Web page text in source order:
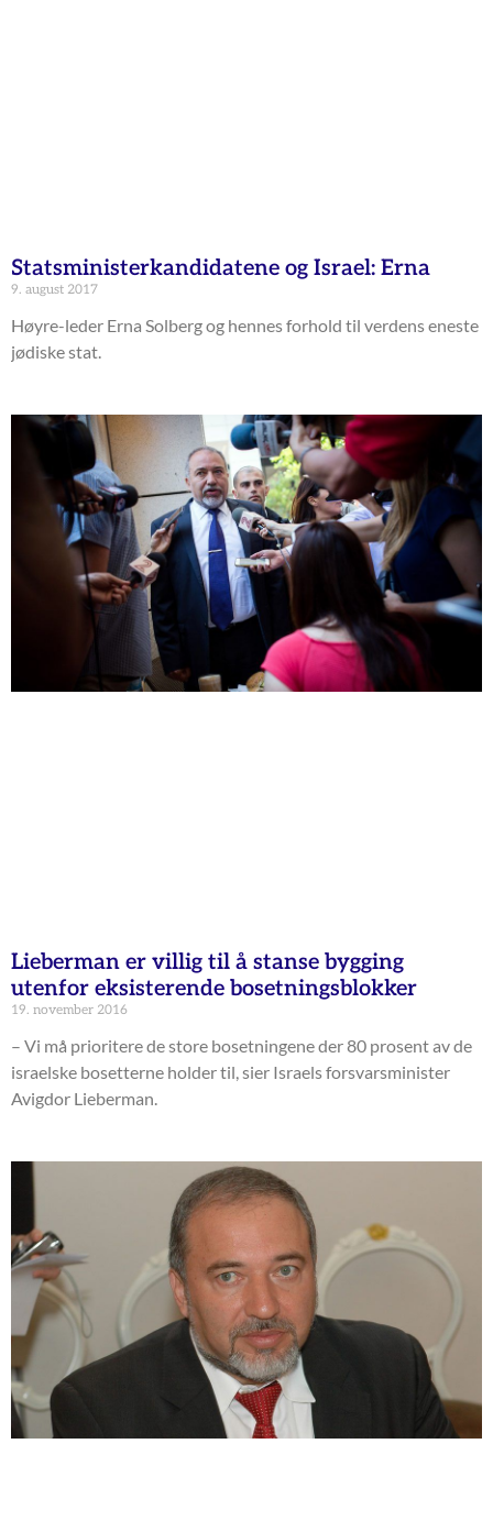
Statsministerkandidatene og Israel: Erna
9. august 2017
Høyre-leder Erna Solberg og hennes forhold til verdens eneste
jødiske stat.
Lieberman er villig til å stanse bygging
utenfor eksisterende bosetningsblokker
19. november 2016
– Vi må prioritere de store bosetningene der 80 prosent av de
israelske bosetterne holder til, sier Israels forsvarsminister
Avigdor Lieberman.